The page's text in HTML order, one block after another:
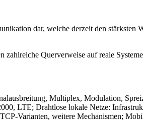
dar, welche derzeit den stärksten
Querverweise auf reale
Multiplex, Modulation,
LTE; Drahtlose lokale Netze:
Varianten, weitere Mechanismen;